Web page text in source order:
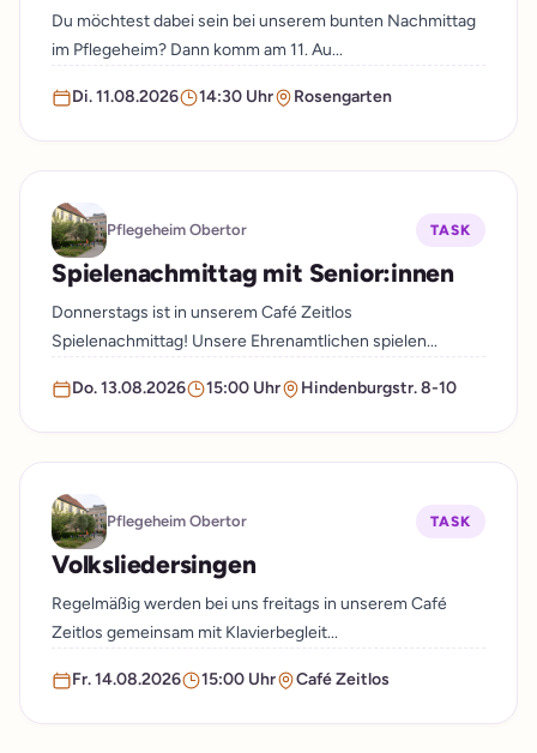
Du möchtest dabei sein bei unserem bunten Nachmittag
im Pflegeheim? Dann komm am 11. Au...
Di. 11.08.2026 14:30 Uhr Rosengarten
Pflegeheim Obertor TASK
Spielenachmittag mit Senior:innen
Donnerstags ist in unserem Café Zeitlos
Spielenachmittag! Unsere Ehrenamtlichen spielen...
Do. 13.08.2026 15:00 Uhr Hindenburgstr. 8-10
Pflegeheim Obertor TASK
Volksliedersingen
Regelmäßig werden bei uns freitags in unserem Café
Zeitlos gemeinsam mit Klavierbegleit...
Fr. 14.08.2026 15:00 Uhr Café Zeitlos